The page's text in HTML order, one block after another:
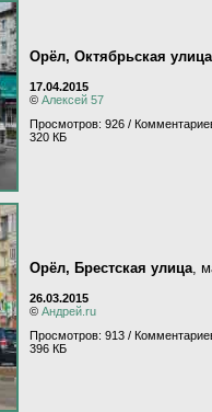
Орёл, Октябрьская улица
17.04.2015
© Алексей 57
Просмотров: 926 /
320 КБ
Орёл, Брестская улица,
26.03.2015
© Андрей.ru
Просмотров: 913 /
396 КБ